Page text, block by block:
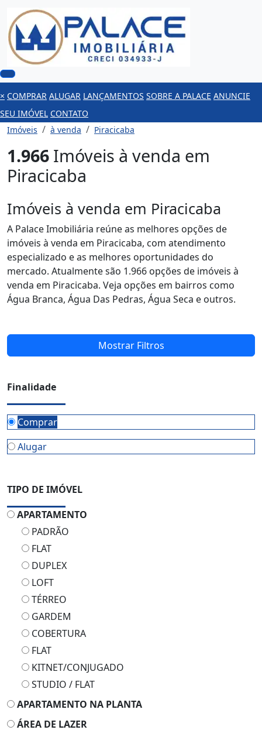
× COMPRAR ALUGAR LANÇAMENTOS SOBRE A PALACE ANUNCIE
SEU IMÓVEL CONTATO
Imóveis
à venda Piracicaba
1.966 Imóveis à venda em
Piracicaba
Imóveis à venda em Piracicaba
A Palace Imobiliária reúne as melhores opções de
imóveis à venda em Piracicaba, com atendimento
especializado e as melhores oportunidades do
mercado. Atualmente são 1.966 opções de imóveis à
venda em Piracicaba. Veja opções em bairros como
Água Branca, Água Das Pedras, Água Seca e outros.
Mostrar Filtros
Finalidade
Comprar
Alugar
TIPO DE IMÓVEL
APARTAMENTO
PADRÃO
FLAT
DUPLEX
LOFT
TÉRREO
GARDEM
COBERTURA
FLAT
KITNET/CONJUGADO
STUDIO / FLAT
APARTAMENTO NA PLANTA
ÁREA DE LAZER